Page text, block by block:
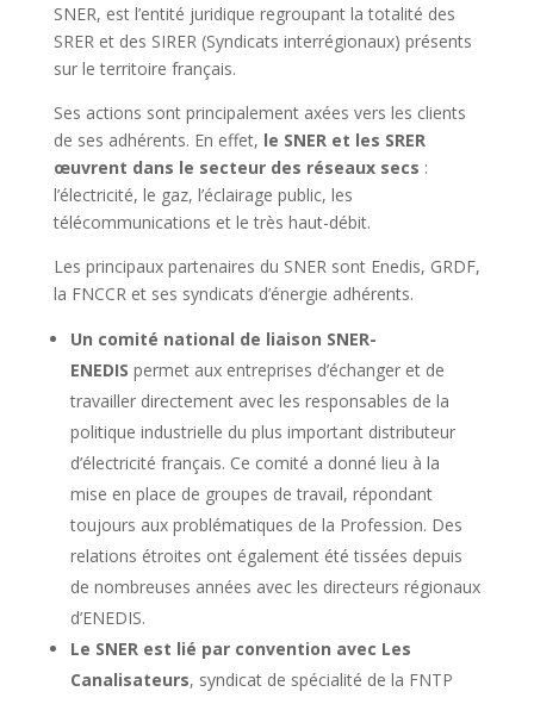
SNER, est l’entité juridique regroupant la totalité des
SRER et des SIRER (Syndicats interrégionaux) présents
sur le territoire français.
Ses actions sont principalement axées vers les clients
de ses adhérents. En effet, le SNER et les SRER
œuvrent dans le secteur des réseaux secs :
l’électricité, le gaz, l’éclairage public, les
télécommunications et le très haut-débit.
Les principaux partenaires du SNER sont Enedis, GRDF,
la FNCCR et ses syndicats d’énergie adhérents.
Un comité national de liaison SNER-
ENEDIS permet aux entreprises d’échanger et de
travailler directement avec les responsables de la
politique industrielle du plus important distributeur
d’électricité français. Ce comité a donné lieu à la
mise en place de groupes de travail, répondant
toujours aux problématiques de la Profession. Des
relations étroites ont également été tissées depuis
de nombreuses années avec les directeurs régionaux
d’ENEDIS.
Le SNER est lié par convention avec Les
Canalisateurs, syndicat de spécialité de la FNTP